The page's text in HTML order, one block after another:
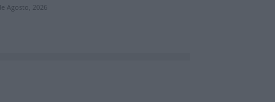
Agosto, 2026